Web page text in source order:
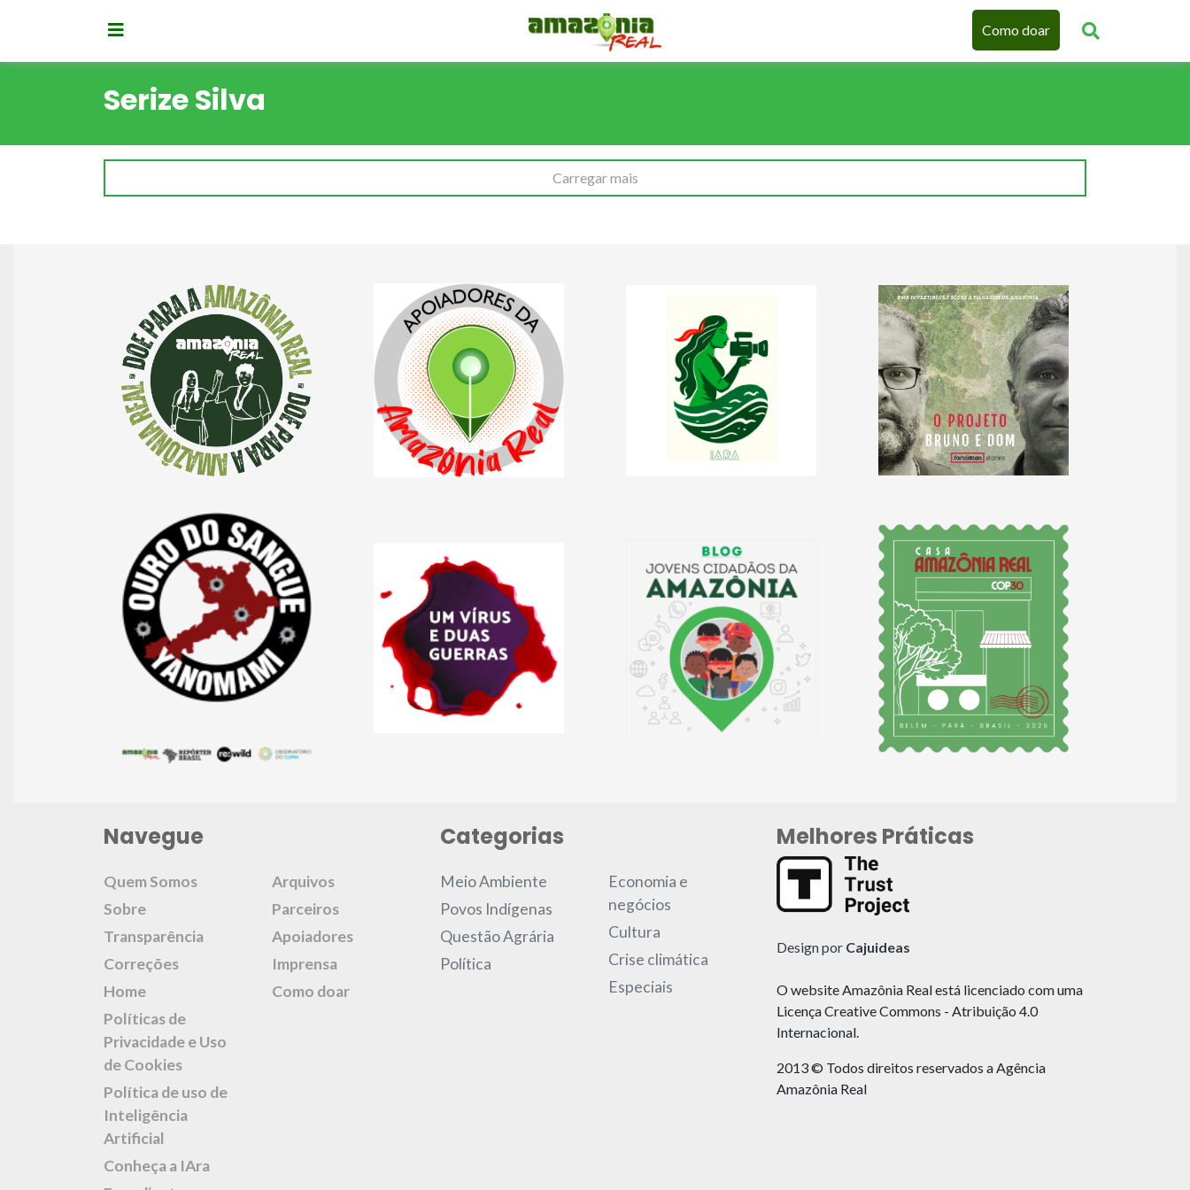
Como doar
Serize Silva
Carregar mais
Navegue
Quem Somos
Sobre
Transparência
Correções
Home
Políticas de
Privacidade e Uso
de Cookies
Política de uso de
Inteligência
Artificial
Conheça a IAra
Arquivos
Parceiros
Apoiadores
Imprensa
Como doar
Categorias
Meio Ambiente
Povos Indígenas
Questão Agrária
Política
Economia e
negócios
Cultura
Crise climática
Especiais
Melhores Práticas
Design por Cajuideas
O website Amazônia Real está licenciado com uma
Licença Creative Commons - Atribuição 4.0
Internacional.
2013 © Todos direitos reservados a Agência
Amazônia Real